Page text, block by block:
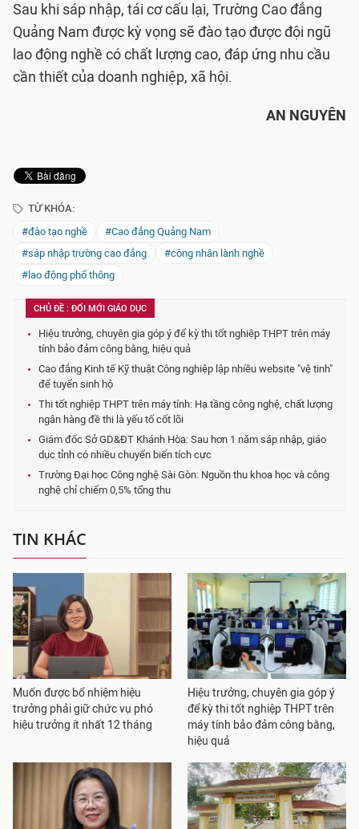
Sau khi sáp nhập, tái cơ cấu lại, Trường Cao đẳng
Quảng Nam được kỳ vọng sẽ đào tạo được đội ngũ
lao động nghề có chất lượng cao, đáp ứng nhu cầu
cần thiết của doanh nghiệp, xã hội.
AN NGUYÊN
TỪ KHÓA:
#đào tạo nghề
#Cao đẳng Quảng Nam
#sáp nhập trường cao đẳng
#công nhân lành nghề
#lao động phổ thông
CHỦ ĐỀ : ĐỔI MỚI GIÁO DỤC
Hiệu trưởng, chuyên gia góp ý để kỳ thi tốt nghiệp THPT trên máy
tính bảo đảm công bằng, hiệu quả
Cao đẳng Kinh tế Kỹ thuật Công nghiệp lập nhiều website "vệ tinh"
để tuyển sinh hộ
Thi tốt nghiệp THPT trên máy tính: Hạ tầng công nghệ, chất lượng
ngân hàng đề thi là yếu tố cốt lõi
Giám đốc Sở GD&ĐT Khánh Hòa: Sau hơn 1 năm sáp nhập, giáo
dục tỉnh có nhiều chuyển biến tích cực
Trường Đại học Công nghệ Sài Gòn: Nguồn thu khoa học và công
nghệ chỉ chiếm 0,5% tổng thu
TIN KHÁC
Muốn được bổ nhiệm hiệu
trưởng phải giữ chức vụ phó
hiệu trưởng ít nhất 12 tháng
Hiệu trưởng, chuyên gia góp ý
để kỳ thi tốt nghiệp THPT trên
máy tính bảo đảm công bằng,
hiệu quả